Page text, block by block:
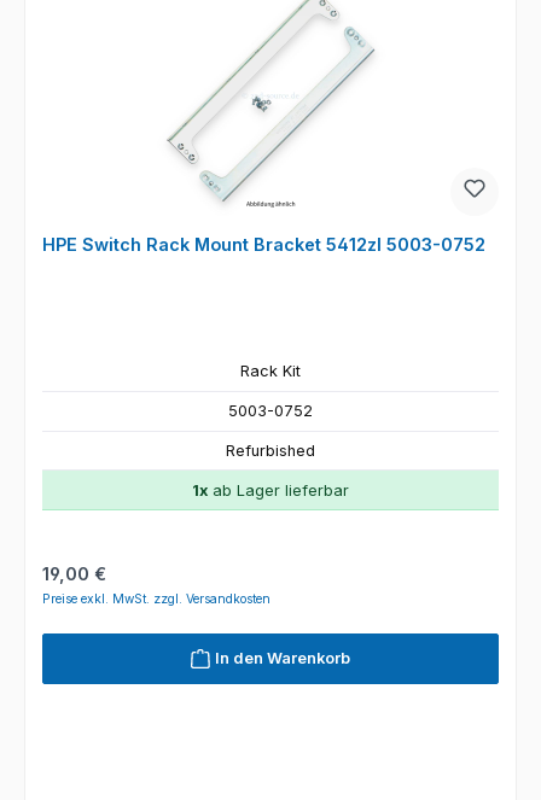
HPE Switch Rack Mount Bracket 5412zl 5003-0752
Rack Kit
5003-0752
Refurbished
1x ab Lager lieferbar
Regulärer Preis:
19,00 €
Preise exkl. MwSt. zzgl. Versandkosten
In den Warenkorb